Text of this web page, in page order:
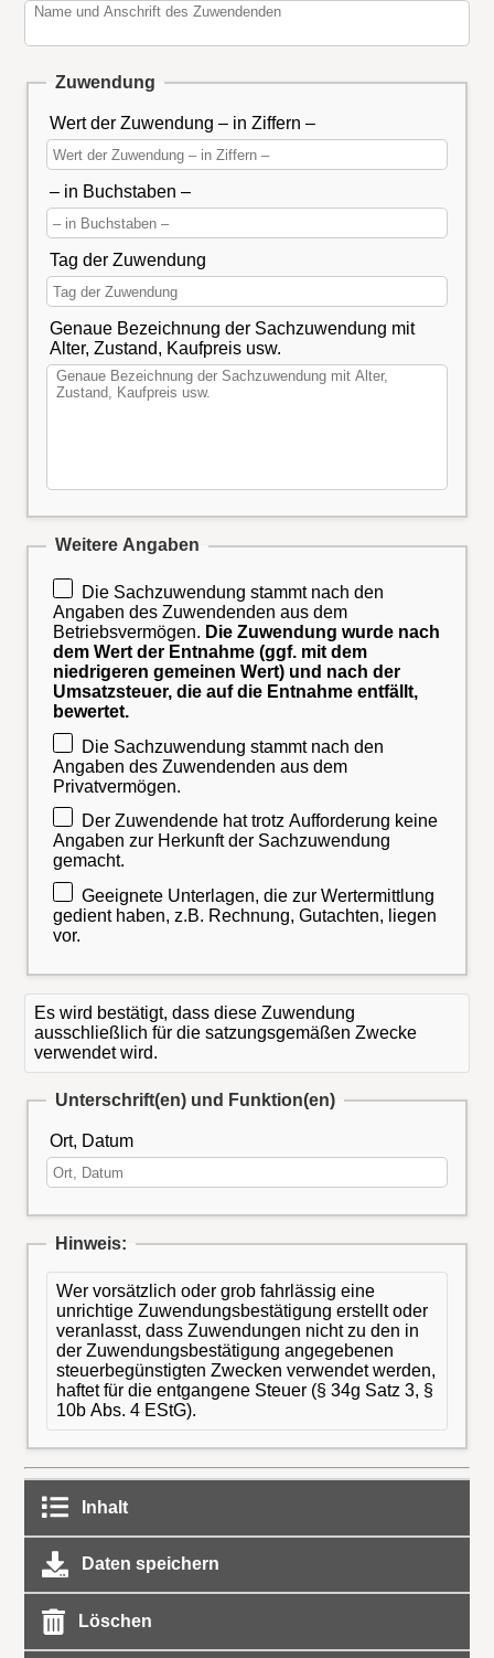
Zuwendung
Wert der Zuwendung – in Ziffern –
– in Buchstaben –
Tag der Zuwendung
Genaue Bezeichnung der Sachzuwendung mit
Alter, Zustand, Kaufpreis usw.
Weitere Angaben
Die Sachzuwendung stammt nach den
Angaben des Zuwendenden aus dem
Betriebsvermögen. Die Zuwendung wurde nach
dem Wert der Entnahme (ggf. mit dem
niedrigeren gemeinen Wert) und nach der
Umsatzsteuer, die auf die Entnahme entfällt,
bewertet.
Die Sachzuwendung stammt nach den
Angaben des Zuwendenden aus dem
Privatvermögen.
Der Zuwendende hat trotz Aufforderung keine
Angaben zur Herkunft der Sachzuwendung
gemacht.
Geeignete Unterlagen, die zur Wertermittlung
gedient haben, z.B. Rechnung, Gutachten, liegen
vor.
Es wird bestätigt, dass diese Zuwendung
ausschließlich für die satzungsgemäßen Zwecke
verwendet wird.
Unterschrift(en) und Funktion(en)
Ort, Datum
Hinweis:
Wer vorsätzlich oder grob fahrlässig eine
unrichtige Zuwendungsbestätigung erstellt oder
veranlasst, dass Zuwendungen nicht zu den in
der Zuwendungsbestätigung angegebenen
steuerbegünstigten Zwecken verwendet werden,
haftet für die entgangene Steuer (§ 34g Satz 3, §
10b Abs. 4 EStG).
Inhalt
Daten speichern
Löschen